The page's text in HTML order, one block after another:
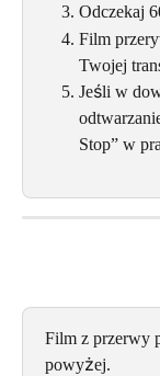
Odczekaj
Film
Twojej
Jeśli w
Stop” w
Film z przerwy
powyżej.